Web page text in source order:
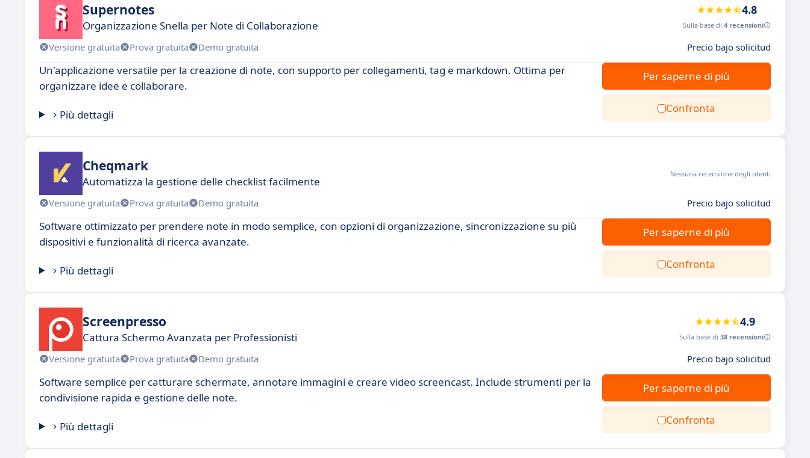
Supernotes
Organizzazione Snella per Note di Collaborazione
4.8
Sulla base di 4 recensioni
Versione gratuita Prova gratuita Demo gratuita Precio bajo solicitud
Un'applicazione versatile per la creazione di note, con supporto per collegamenti, tag e markdown. Ottima per
organizzare idee e collaborare.
Più dettagli
Per saperne di più
Confronta
Cheqmark
Automatizza la gestione delle checklist facilmente
Nessuna recensione degli utenti
Versione gratuita Prova gratuita Demo gratuita Precio bajo solicitud
Software ottimizzato per prendere note in modo semplice, con opzioni di organizzazione, sincronizzazione su più
dispositivi e funzionalità di ricerca avanzate.
Più dettagli
Per saperne di più
Confronta
Screenpresso
Cattura Schermo Avanzata per Professionisti
4.9
Sulla base di 38 recensioni
Versione gratuita Prova gratuita Demo gratuita Precio bajo solicitud
Software semplice per catturare schermate, annotare immagini e creare video screencast. Include strumenti per la
condivisione rapida e gestione delle note.
Più dettagli
Per saperne di più
Confronta